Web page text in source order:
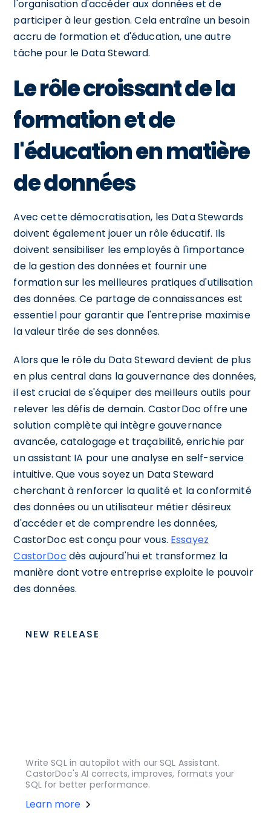
l'organisation d'accéder aux données et de
participer à leur gestion. Cela entraîne un besoin
accru de formation et d'éducation, une autre
tâche pour le Data Steward.
Le rôle croissant de la
formation et de
l'éducation en matière
de données
Avec cette démocratisation, les Data Stewards
doivent également jouer un rôle éducatif. Ils
doivent sensibiliser les employés à l'importance
de la gestion des données et fournir une
formation sur les meilleures pratiques d'utilisation
des données. Ce partage de connaissances est
essentiel pour garantir que l'entreprise maximise
la valeur tirée de ses données.
Alors que le rôle du Data Steward devient de plus
en plus central dans la gouvernance des données,
il est crucial de s'équiper des meilleurs outils pour
relever les défis de demain. CastorDoc offre une
solution complète qui intègre gouvernance
avancée, catalogage et traçabilité, enrichie par
un assistant IA pour une analyse en self-service
intuitive. Que vous soyez un Data Steward
cherchant à renforcer la qualité et la conformité
des données ou un utilisateur métier désireux
d'accéder et de comprendre les données,
CastorDoc est conçu pour vous. Essayez
CastorDoc dès aujourd'hui et transformez la
manière dont votre entreprise exploite le pouvoir
des données.
NEW RELEASE
Write SQL in autopilot with our SQL Assistant.
CastorDoc's AI corrects, improves, formats your
SQL for better performance.
Learn more